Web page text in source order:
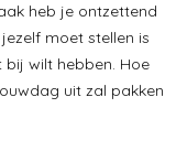
heb je ontzettend
moet stellen is
wilt hebben. Hoe
uit zal pakken